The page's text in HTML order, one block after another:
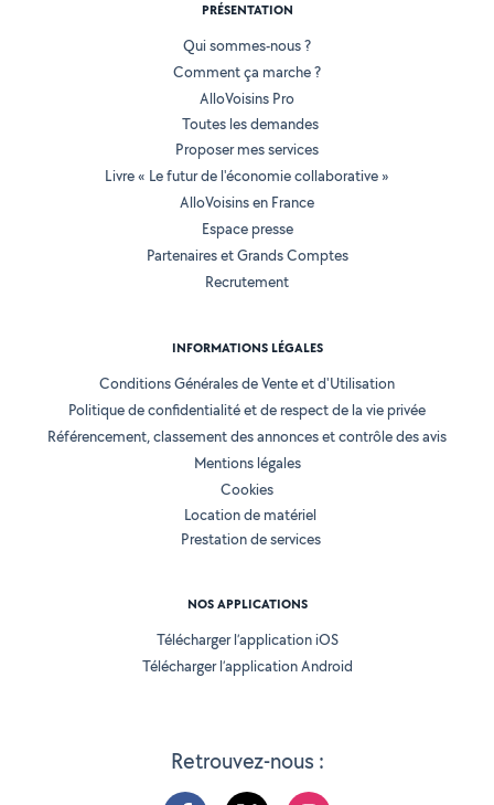
Retrouvez-nous :
PRÉSENTATION
Qui sommes-nous ?
Comment ça marche ?
AlloVoisins Pro
Toutes les demandes
Proposer mes services
Livre « Le futur de l'économie collaborative »
AlloVoisins en France
Espace presse
Partenaires et Grands Comptes
Recrutement
INFORMATIONS LÉGALES
Conditions Générales de Vente et d'Utilisation
Politique de confidentialité et de respect de la vie privée
Référencement, classement des annonces et contrôle des avis
Mentions légales
Cookies
Location de matériel
Prestation de services
NOS APPLICATIONS
Télécharger l’application iOS
Télécharger l’application Android